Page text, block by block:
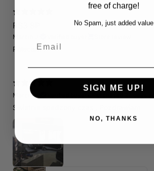
RS3 8P
Marcin J.
Polecam !
Marcin J.
Świetnie spedzony czas , Pozdrawiam
free of charge!
No Spam, just added value
SIGN ME UP!
NO, THANKS